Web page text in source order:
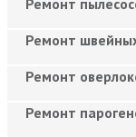
Ремонт
Ремонт
Ремонт